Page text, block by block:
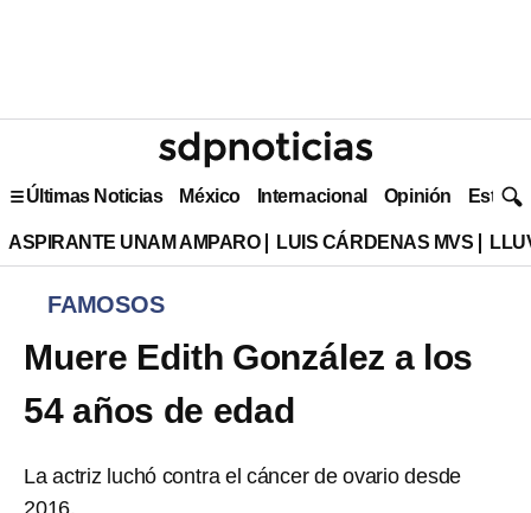
Últimas Noticias México Internacional Opinión Estilo
ASPIRANTE UNAM AMPARO LUIS CÁRDENAS MVS
FAMOSOS
Muere Edith González a los
54 años de edad
La actriz luchó contra el cáncer de ovario desde
2016.